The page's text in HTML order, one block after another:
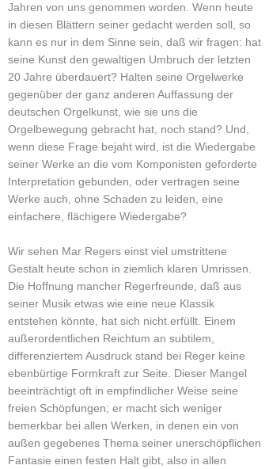
Jahren von uns genommen worden. Wenn heute
in diesen Blättern seiner gedacht werden soll, so
kann es nur in dem Sinne sein, daß wir fragen: hat
seine Kunst den gewaltigen Umbruch der letzten
20 Jahre überdauert? Halten seine Orgelwerke
gegenüber der ganz anderen Auffassung der
deutschen Orgelkunst, wie sie uns die
Orgelbewegung gebracht hat, noch stand? Und,
wenn diese Frage bejaht wird, ist die Wiedergabe
seiner Werke an die vom Komponisten geforderte
Interpretation gebunden, oder vertragen seine
Werke auch, ohne Schaden zu leiden, eine
einfachere, flächigere Wiedergabe?
Wir sehen Mar Regers einst viel umstrittene
Gestalt heute schon in ziemlich klaren Umrissen.
Die Hoffnung mancher Regerfreunde, daß aus
seiner Musik etwas wie eine neue Klassik
entstehen könnte, hat sich nicht erfüllt. Einem
außerordentlichen Reichtum an subtilem,
differenziertem Ausdruck stand bei Reger keine
ebenbürtige Formkraft zur Seite. Dieser Mangel
beeinträchtigt oft in empfindlicher Weise seine
freien Schöpfungen; er macht sich weniger
bemerkbar bei allen Werken, in denen ein von
außen gegebenes Thema seiner unerschöpflichen
Fantasie einen festen Halt gibt, also in allen